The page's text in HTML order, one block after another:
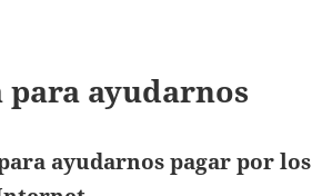
para ayudarnos
ayudarnos pagar por los